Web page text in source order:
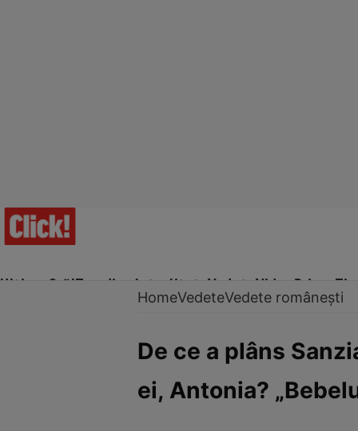
Ultima Oră!Trending Actualitate Vedete Video Prime
Vedete internaționaleVedete româneștiInterviurile
HomeVedeteVedete românești
De ce a plâns
ei, Antonia?